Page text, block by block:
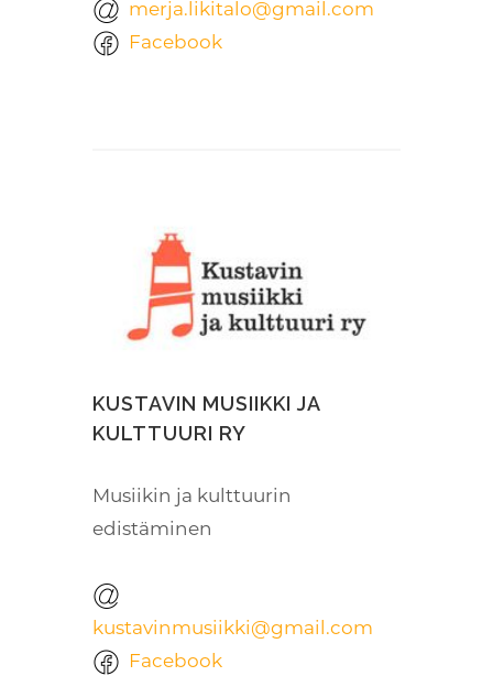
merja.likitalo@gmail.com
Facebook
KUSTAVIN MUSIIKKI JA
KULTTUURI RY
Musiikin ja kulttuurin
edistäminen
kustavinmusiikki@gmail.com
Facebook